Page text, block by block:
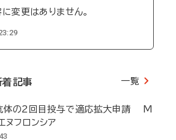
変更はありません。
着記事 一覧
体の2回目投与で適応拡大申請 M
ヌフロンシア